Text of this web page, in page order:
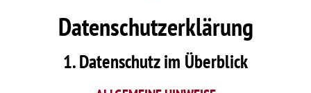
Datenschutzerklärung
1. Datenschutz im Überblick